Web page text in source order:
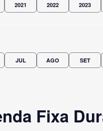
2021 2022 2023
JUL AGO SET
Fixa